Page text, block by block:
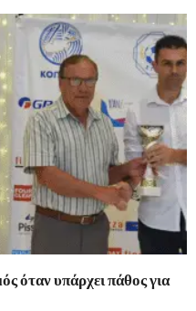
όταν υπάρχει πάθος για